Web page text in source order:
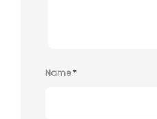
Name*